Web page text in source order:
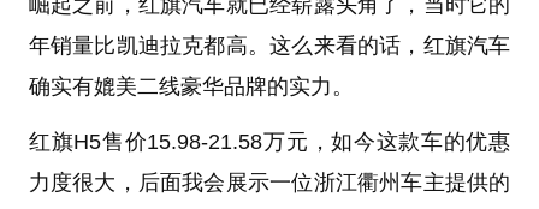
年销量比凯迪拉克都高。这么来看的话，红旗汽车
确实有媲美二线豪华品牌的实力。
红旗H5售价15.98-21.58万元，如今这款车的优惠
力度很大，后面我会展示一位浙江衢州车主提供的